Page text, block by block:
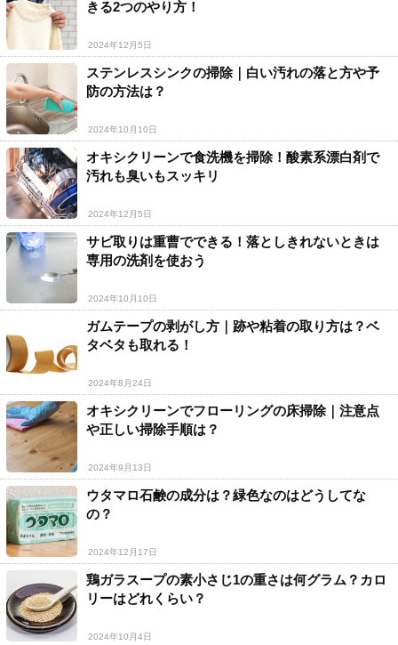
きる2つのやり方！
2024年12月5日
ステンレスシンクの掃除｜白い汚れの落と方や予
防の方法は？
2024年10月10日
オキシクリーンで食洗機を掃除！酸素系漂白剤で
汚れも臭いもスッキリ
2024年12月5日
サビ取りは重曹でできる！落としきれないときは
専用の洗剤を使おう
2024年10月10日
ガムテープの剥がし方｜跡や粘着の取り方は？ベ
タベタも取れる！
2024年8月24日
オキシクリーンでフローリングの床掃除｜注意点
や正しい掃除手順は？
2024年9月13日
ウタマロ石鹸の成分は？緑色なのはどうしてな
の？
2024年12月17日
鶏ガラスープの素小さじ1の重さは何グラム？カロ
リーはどれくらい？
2024年10月4日